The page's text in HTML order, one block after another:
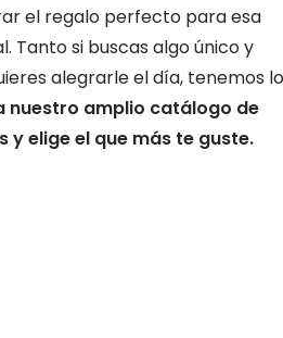
el regalo perfecto para esa
Tanto si buscas algo único y
alegrarle el día, tenemos lo
nuestro amplio catálogo de
y elige el que más te guste.